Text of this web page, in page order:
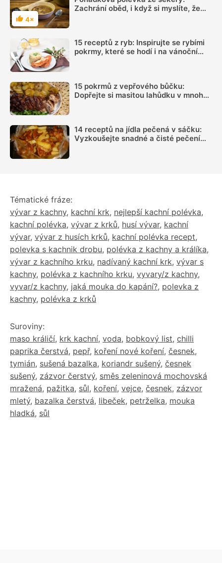
Hodnocení
4×
Zachrání oběd, i když si myslíte, že
15 receptů z ryb: Inspirujte se rybími
pokrmy, které se hodí i na vánoční
15 pokrmů z vepřového bůčku:
Dopřejte si masitou lahůdku v mnoha
14 receptů na jídla pečená v sáčku:
Vyzkoušejte snadné a čisté pečení
Tématické fráze:
vývar z kachny, kachní krk, nejlepší kachní polévka,
kachní polévka, vývar z krků, husí vývar, kachní
vývar, vývar z husích krků, kachní polévka recept,
polevka s kachnik drobu, polévka z kachny a králíka,
vývar z kachního krku, nadívaný kachní krk, vývar s
kachny, polévka z kachního krku, vyvary/z kachny,
vyvar/z kachny, jaká mouka do kapání?, polevka z
kachny, polévka z krků
Suroviny:
maso králičí, krk kachní, voda, bobkový list, chilli
paprika čerstvá, pepř, koření nové koření, česnek,
tymián, sušená bazalka, koriandr sušený, česnek
sušený, zázvor čerstvý, směs zeleninová mochovská
mražená, pažitka, sůl, koření, vejce, česnek, zázvor
mletý, bazalka čerstvá, libeček, petrželka, mouka
hladká, sůl